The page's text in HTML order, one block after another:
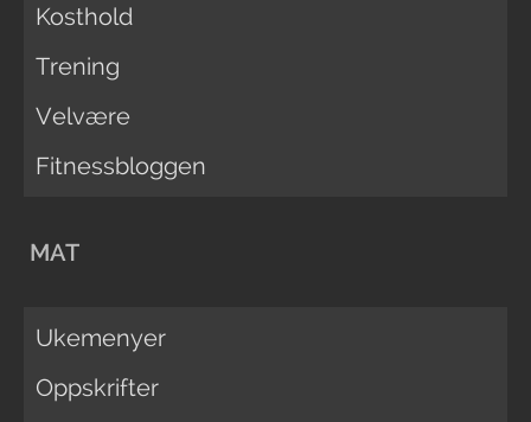
Kosthold
Trening
Velvære
Fitnessbloggen
MAT
Ukemenyer
Oppskrifter